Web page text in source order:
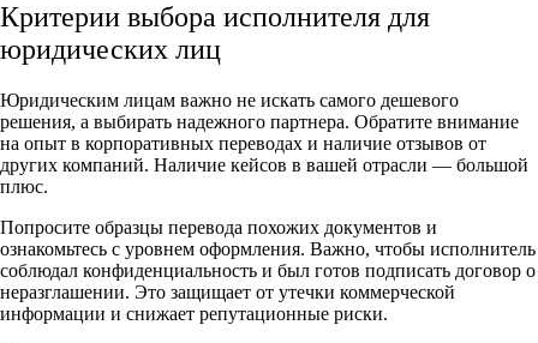
Критерии выбора исполнителя для
юридических лиц
Юридическим лицам важно не искать самого дешевого
решения, а выбирать надежного партнера. Обратите внимание
на опыт в корпоративных переводах и наличие отзывов от
других компаний. Наличие кейсов в вашей отрасли — большой
плюс.
Попросите образцы перевода похожих документов и
ознакомьтесь с уровнем оформления. Важно, чтобы исполнитель
соблюдал конфиденциальность и был готов подписать договор о
неразглашении. Это защищает от утечки коммерческой
информации и снижает репутационные риски.